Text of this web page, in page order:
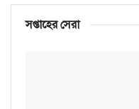
সপ্তাহের সেরা